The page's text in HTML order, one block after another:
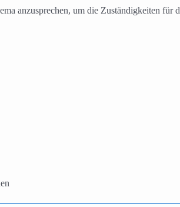
anzusprechen, um die Zuständigkeiten für